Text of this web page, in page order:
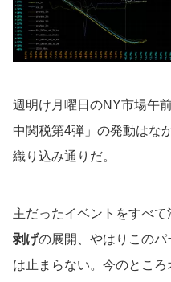
週明け月曜日のNY市場午
中関税第4弾」の発動はな
織り込み通りだ。
主だったイベントをすべて
剥げの展開、やはりこの
は止まらない。今のとこ